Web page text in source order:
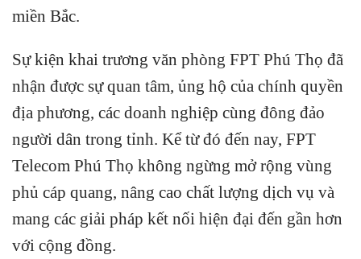
miền Bắc.
Sự kiện khai trương văn phòng FPT Phú Thọ đã
nhận được sự quan tâm, ủng hộ của chính quyền
địa phương, các doanh nghiệp cùng đông đảo
người dân trong tỉnh. Kể từ đó đến nay, FPT
Telecom Phú Thọ không ngừng mở rộng vùng
phủ cáp quang, nâng cao chất lượng dịch vụ và
mang các giải pháp kết nối hiện đại đến gần hơn
với cộng đồng.